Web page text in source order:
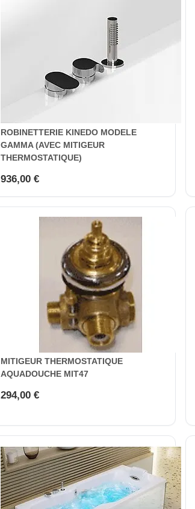
ROBINETTERIE KINEDO MODELE
GAMMA (AVEC MITIGEUR
THERMOSTATIQUE)
936,00 €
MITIGEUR THERMOSTATIQUE
AQUADOUCHE MIT47
294,00 €